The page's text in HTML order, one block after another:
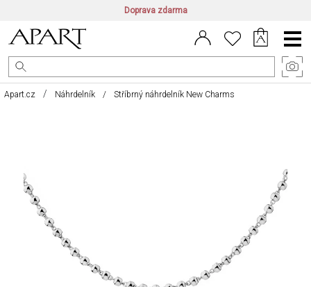
Doprava zdarma
CZ/CZK | EN/EUR PL/PLN
Main
Menu
Apart.cz Náhrdelník Stříbrný náhrdelník New Charms